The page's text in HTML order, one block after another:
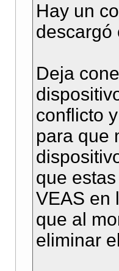
Hay un
descargó
Deja
conflicto
para que
que
VEAS en
que al
eliminar